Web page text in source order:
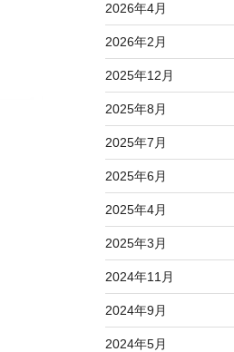
2026年4月
2026年2月
2025年12月
2025年8月
2025年7月
2025年6月
2025年4月
2025年3月
2024年11月
2024年9月
2024年5月